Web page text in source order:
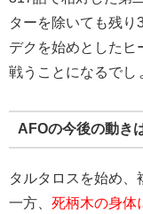
ターを除いても残り
デクを始めとしたヒ
戦うことになるでし
AFOの今後の動き
タルタロスを始め、
一方、 死柄木の身体